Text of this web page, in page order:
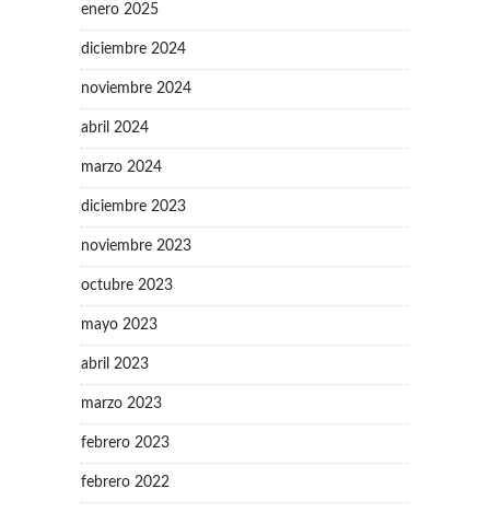
enero 2025
diciembre 2024
noviembre 2024
abril 2024
marzo 2024
diciembre 2023
noviembre 2023
octubre 2023
mayo 2023
abril 2023
marzo 2023
febrero 2023
febrero 2022